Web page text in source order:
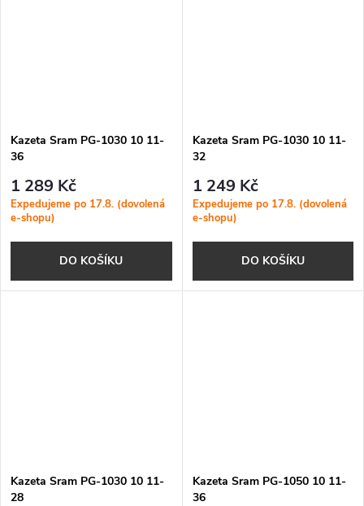
Kazeta Sram PG-1030 10 11-
36
1 289 Kč
Expedujeme po 17.8. (dovolená
e-shopu)
DO KOŠÍKU
Kazeta Sram PG-1030 10 11-
32
1 249 Kč
Expedujeme po 17.8. (dovolená
e-shopu)
DO KOŠÍKU
Kazeta Sram PG-1030 10 11-
28
Kazeta Sram PG-1050 10 11-
36